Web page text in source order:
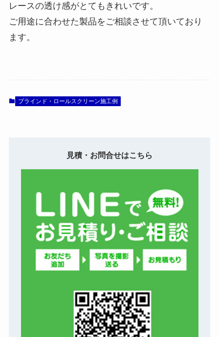
レースの透け感がとてもきれいです。
ご用途に合わせた製品をご相談させて頂いており
ます。
ブラインド・ロールスクリーン施工例
見積・お問合せはこちら